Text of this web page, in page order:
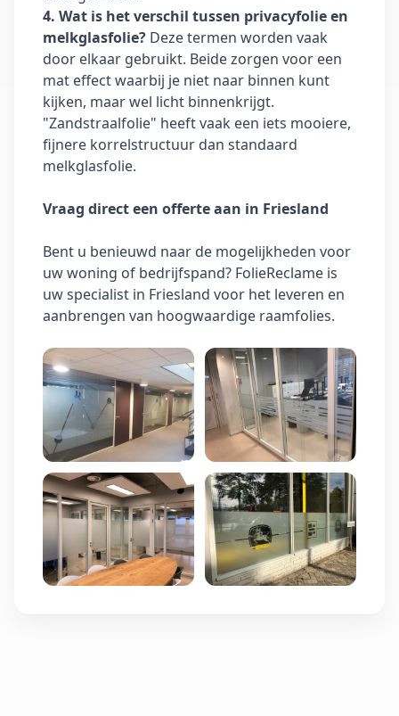
4. Wat is het verschil tussen privacyfolie en
melkglasfolie? Deze termen worden vaak
door elkaar gebruikt. Beide zorgen voor een
mat effect waarbij je niet naar binnen kunt
kijken, maar wel licht binnenkrijgt.
"Zandstraalfolie" heeft vaak een iets mooiere,
fijnere korrelstructuur dan standaard
melkglasfolie.
Vraag direct een offerte aan in Friesland
Bent u benieuwd naar de mogelijkheden voor
uw woning of bedrijfspand? FolieReclame is
uw specialist in Friesland voor het leveren en
aanbrengen van hoogwaardige raamfolies.